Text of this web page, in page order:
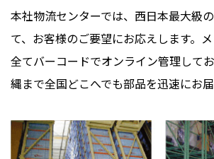
本社物流センターでは、西日本最大級
て、お客様のご要望にお応えします。
全てバーコードでオンライン管理して
縄まで全国どこへでも部品を迅速にお届